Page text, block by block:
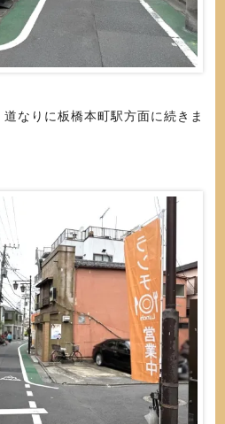
なりに板橋本町駅方面に続きま